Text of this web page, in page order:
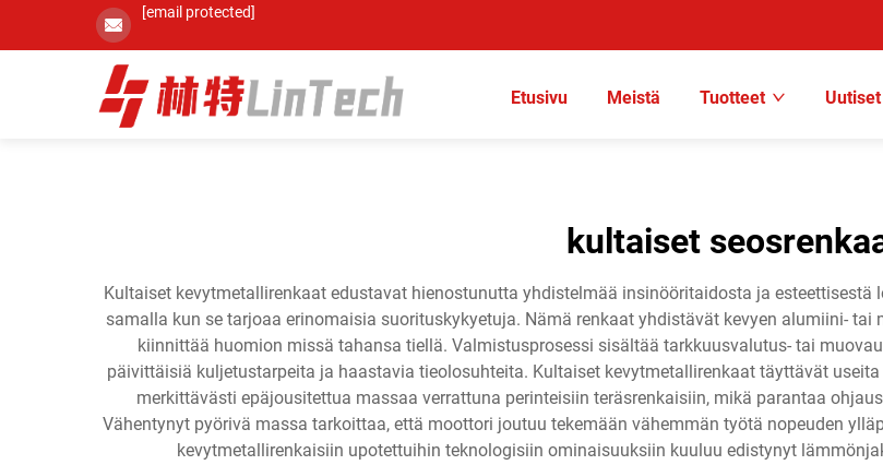
[email protected]
Etusivu Meistä Tuotteet Uutiset
kultaiset
Kultaiset kevytmetallirenkaat edustavat hienostunutta yhdistelmää insinööritaidosta ja
samalla kun se tarjoaa erinomaisia suorituskykyetuja. Nämä renkaat yhdistävät kevyen alumiini-
kiinnittää huomion missä tahansa tiellä. Valmistusprosessi sisältää tarkkuusvalutus- tai
päivittäisiä kuljetustarpeita ja haastavia tieolosuhteita. Kultaiset kevytmetallirenkaat täyttävät
merkittävästi epäjousitettua massaa verrattuna perinteisiin teräsrenkaisiin, mikä parantaa
Vähentynyt pyörivä massa tarkoittaa, että moottori joutuu tekemään vähemmän työtä nopeuden
kevytmetallirenkaisiin upotettuihin teknologisiin ominaisuuksiin kuuluu edistynyt